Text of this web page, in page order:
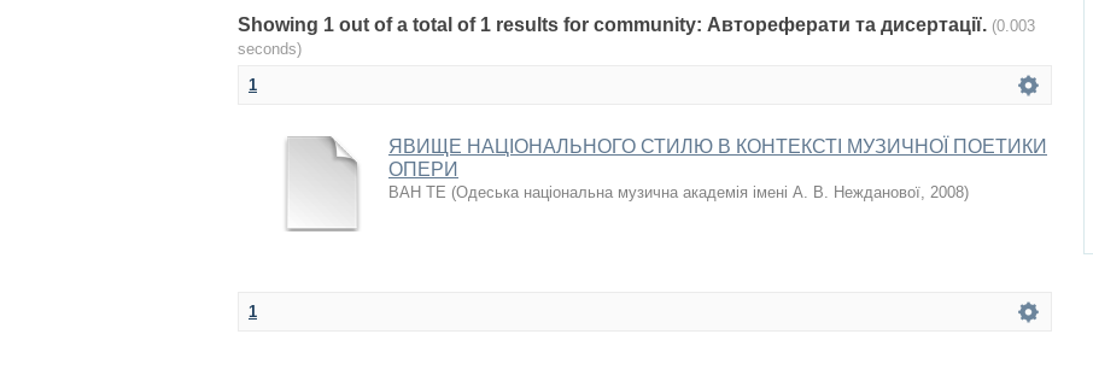
Showing 1 out of a total of 1 results for community: Автореферати та дисертації. (0.003
seconds)
1
ЯВИЩЕ НАЦІОНАЛЬНОГО СТИЛЮ В КОНТЕКСТІ МУЗИЧНОЇ ПОЕТИКИ
ОПЕРИ
ВАН ТЕ (Одеська національна музична академія імені А. В. Нежданової, 2008)
1